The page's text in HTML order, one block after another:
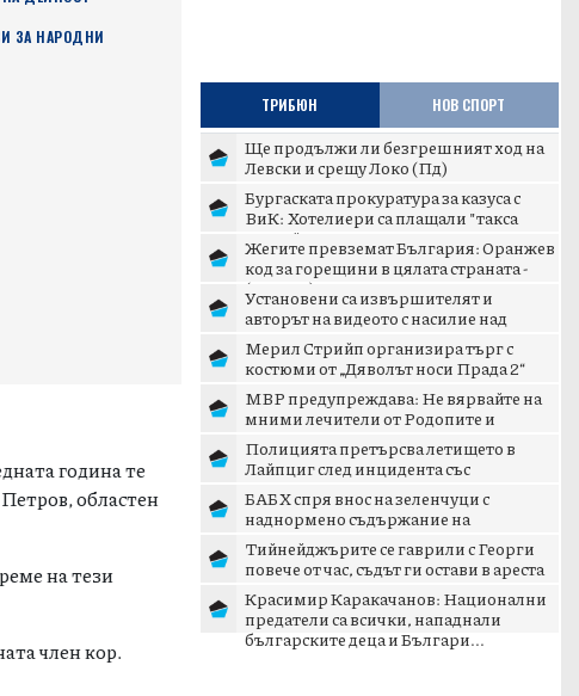
ЗА НАРОДНИ
година те
областен
на тези
член кор.
ТРИБЮН НОВ СПОРТ
Ще продължи ли безгрешният ход на
Левски и срещу Локо (Пд)
Бургаската прокуратура за казуса с
ВиК: Хотелиери са плащали "такса
спокойствие" до 30 хил...
Жегите превземат България: Оранжев
код за горещини в цялата страната -
(КАРТА)
Установени са извършителят и
авторът на видеото с насилие над
момче в Радомир
Мерил Стрийп организира търг с
костюми от „Дяволът носи Прада 2“
МВР предупреждава: Не вярвайте на
мними лечители от Родопите и
съмнителни мехлеми
Полицията претърсва летището в
Лайпциг след инцидента със
съмнителен предмет
БАБХ спря внос на зеленчуци с
наднормено съдържание на
пестициди и смокини, замърсени с
аф...
Тийнейджърите се гаврили с Георги
повече от час, съдът ги остави в ареста
Красимир Каракачанов: Национални
предатели са всички, нападнали
българските деца и Българи...